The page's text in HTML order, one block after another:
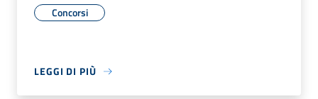
Concorsi
LEGGI DI PIÙ